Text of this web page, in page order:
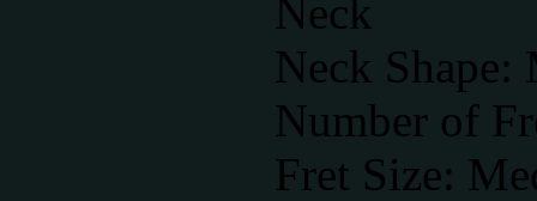
Neck
Neck Shape:
Number of
Fret Size: